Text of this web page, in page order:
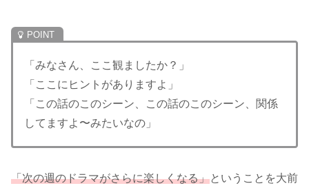
「みなさん、ここ観ましたか？」
「ここにヒントがありますよ」
「この話のこのシーン、この話のこのシーン、関係
してますよ〜みたいなの」
「次の週のドラマがさらに楽しくなる」ということを大前